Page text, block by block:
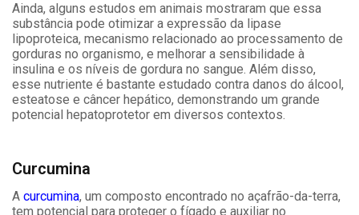
Ainda, alguns estudos em animais mostraram que essa
substância pode otimizar a expressão da lipase
lipoproteica, mecanismo relacionado ao processamento de
gorduras no organismo, e melhorar a sensibilidade à
insulina e os níveis de gordura no sangue. Além disso,
esse nutriente é bastante estudado contra danos do álcool,
esteatose e câncer hepático, demonstrando um grande
potencial hepatoprotetor em diversos contextos.
Curcumina
A curcumina, um composto encontrado no açafrão-da-terra,
tem potencial para proteger o fígado e auxiliar no